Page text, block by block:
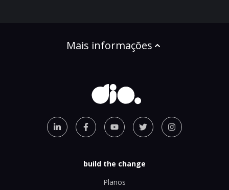
Mais informações
build the change
Planos